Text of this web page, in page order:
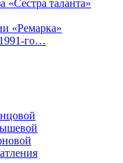
«Сестра таланта»
«Ремарка»
го…